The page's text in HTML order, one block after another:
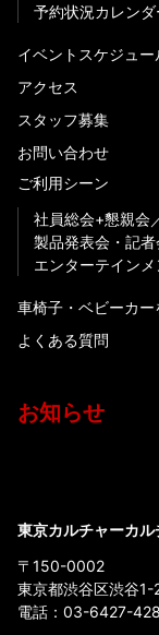
予約状況カレンダ
イベントスケジュー
アクセス
スタッフ募集
お問い合わせ
ご利用シーン
社員総会+懇親会
製品発表会・記者
エンターテインメ
車椅子・ベビーカ
よくある質問
お知らせ
東京カルチャーカル
〒150-0002
東京都渋谷区渋谷
電話： 03-6427-